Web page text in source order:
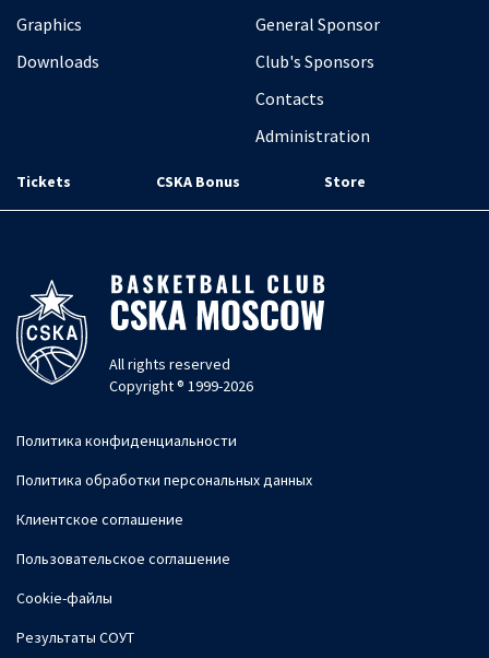
Graphics
Downloads
General Sponsor
Club's Sponsors
Contacts
Administration
Tickets CSKA Bonus Store
All rights reserved
Copyright ® 1999-2026
Политика конфиденциальности
Политика обработки персональных данных
Клиентское соглашение
Пользовательское соглашение
Cookie-файлы
Результаты СОУТ